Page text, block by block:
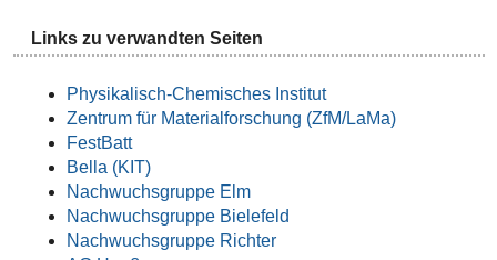
Links zu verwandten Seiten
Physikalisch-Chemisches Institut
Zentrum für Materialforschung (ZfM/LaMa)
FestBatt
Bella (KIT)
Nachwuchsgruppe Elm
Nachwuchsgruppe Bielefeld
Nachwuchsgruppe Richter